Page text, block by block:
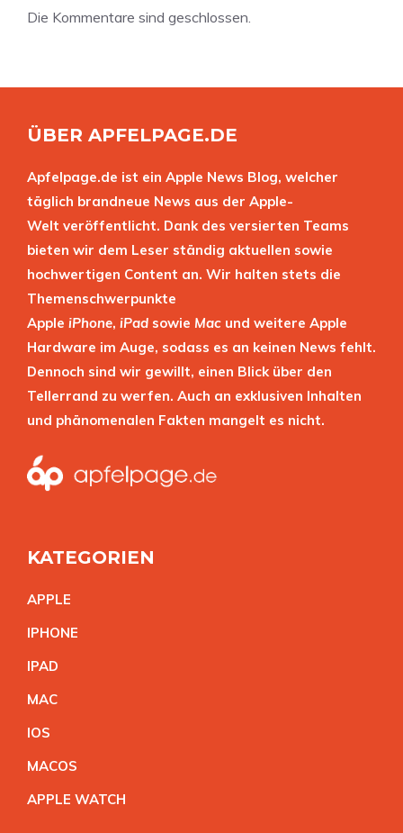
Die Kommentare sind geschlossen.
ÜBER APFELPAGE.DE
Apfelpage.de ist ein Apple News Blog, welcher
täglich brandneue News aus der Apple-
Welt veröffentlicht. Dank des versierten Teams
bieten wir dem Leser ständig aktuellen sowie
hochwertigen Content an. Wir halten stets die
Themenschwerpunkte
Apple iPhone, iPad sowie Mac und weitere Apple
Hardware im Auge, sodass es an keinen News fehlt.
Dennoch sind wir gewillt, einen Blick über den
Tellerrand zu werfen. Auch an exklusiven Inhalten
und phänomenalen Fakten mangelt es nicht.
KATEGORIEN
APPLE
IPHONE
IPAD
MAC
IOS
MACOS
APPLE WATCH